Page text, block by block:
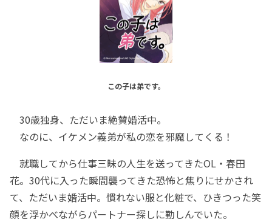
この子は弟です。
30歳独身、ただいま絶賛婚活中。
なのに、イケメン義弟が私の恋を邪魔してくる！
就職してから仕事三昧の人生を送ってきたOL・春田
花。30代に入った瞬間襲ってきた恐怖と焦りにせかされ
て、ただいま婚活中。慣れない服と化粧で、ひきつった笑
顔を浮かべながらパートナー探しに勤しんでいた。